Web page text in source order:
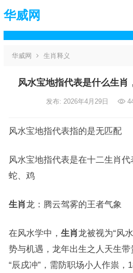
华威网
华威网 生肖释义
风水宝地指代表是什么生肖
发布: 2026年4月29日
风水宝地指代表指的是无匹配
风水宝地指代表是在十二生肖代
蛇、鸡
生肖龙：腾云驾雾的王者气象
在风水学中， 生肖龙被视为“风
势与机遇，龙年出生之人天生
“辰戌冲”，需防职场小人作祟，